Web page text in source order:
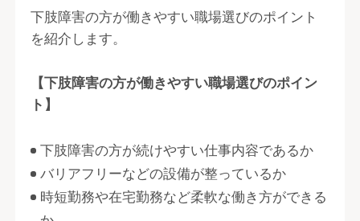
下肢障害の方が働きやすい職場選びのポイント
を紹介します。
【下肢障害の方が働きやすい職場選びのポイン
ト】
下肢障害の方が続けやすい仕事内容であるか
バリアフリーなどの設備が整っているか
時短勤務や在宅勤務など柔軟な働き方ができる